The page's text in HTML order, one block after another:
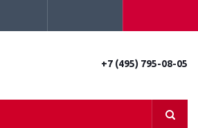
+7 (495) 795-08-05